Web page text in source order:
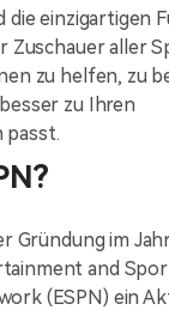
die einzigartigen
Zuschauer aller
zu helfen, zu
zu Ihren
passt.
Gründung im
and
(ESPN) ein